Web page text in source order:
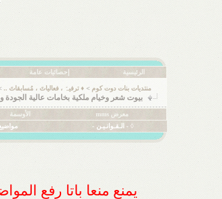
الرئيسية إحصائيات عامة
منتديات بنات دوت كوم > ♦ ترفيہَ ، فعالياتَ ، مُسابقاتَ ..
بيوت شعر وخيام ملكية بخامات عالية الجودة واسعار
معرض mms الأوسمة
◊ - الـقـوانـيـن -
يمنع منعا باتا رفع